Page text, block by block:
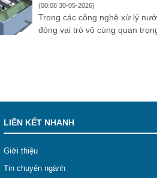
(00:08 30-05-2026)
Trong các công nghệ xử lý
đóng vai trò vô cùng quan
LIÊN KẾT NHANH
Giới thiệu
Tin chuyên ngành